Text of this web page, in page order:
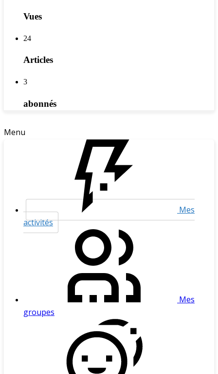
Vues
24
Articles
3
abonnés
Menu
Mes
activités
Mes
groupes